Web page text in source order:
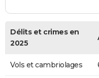
Délits et crimes en
2025
Vols et cambriolages